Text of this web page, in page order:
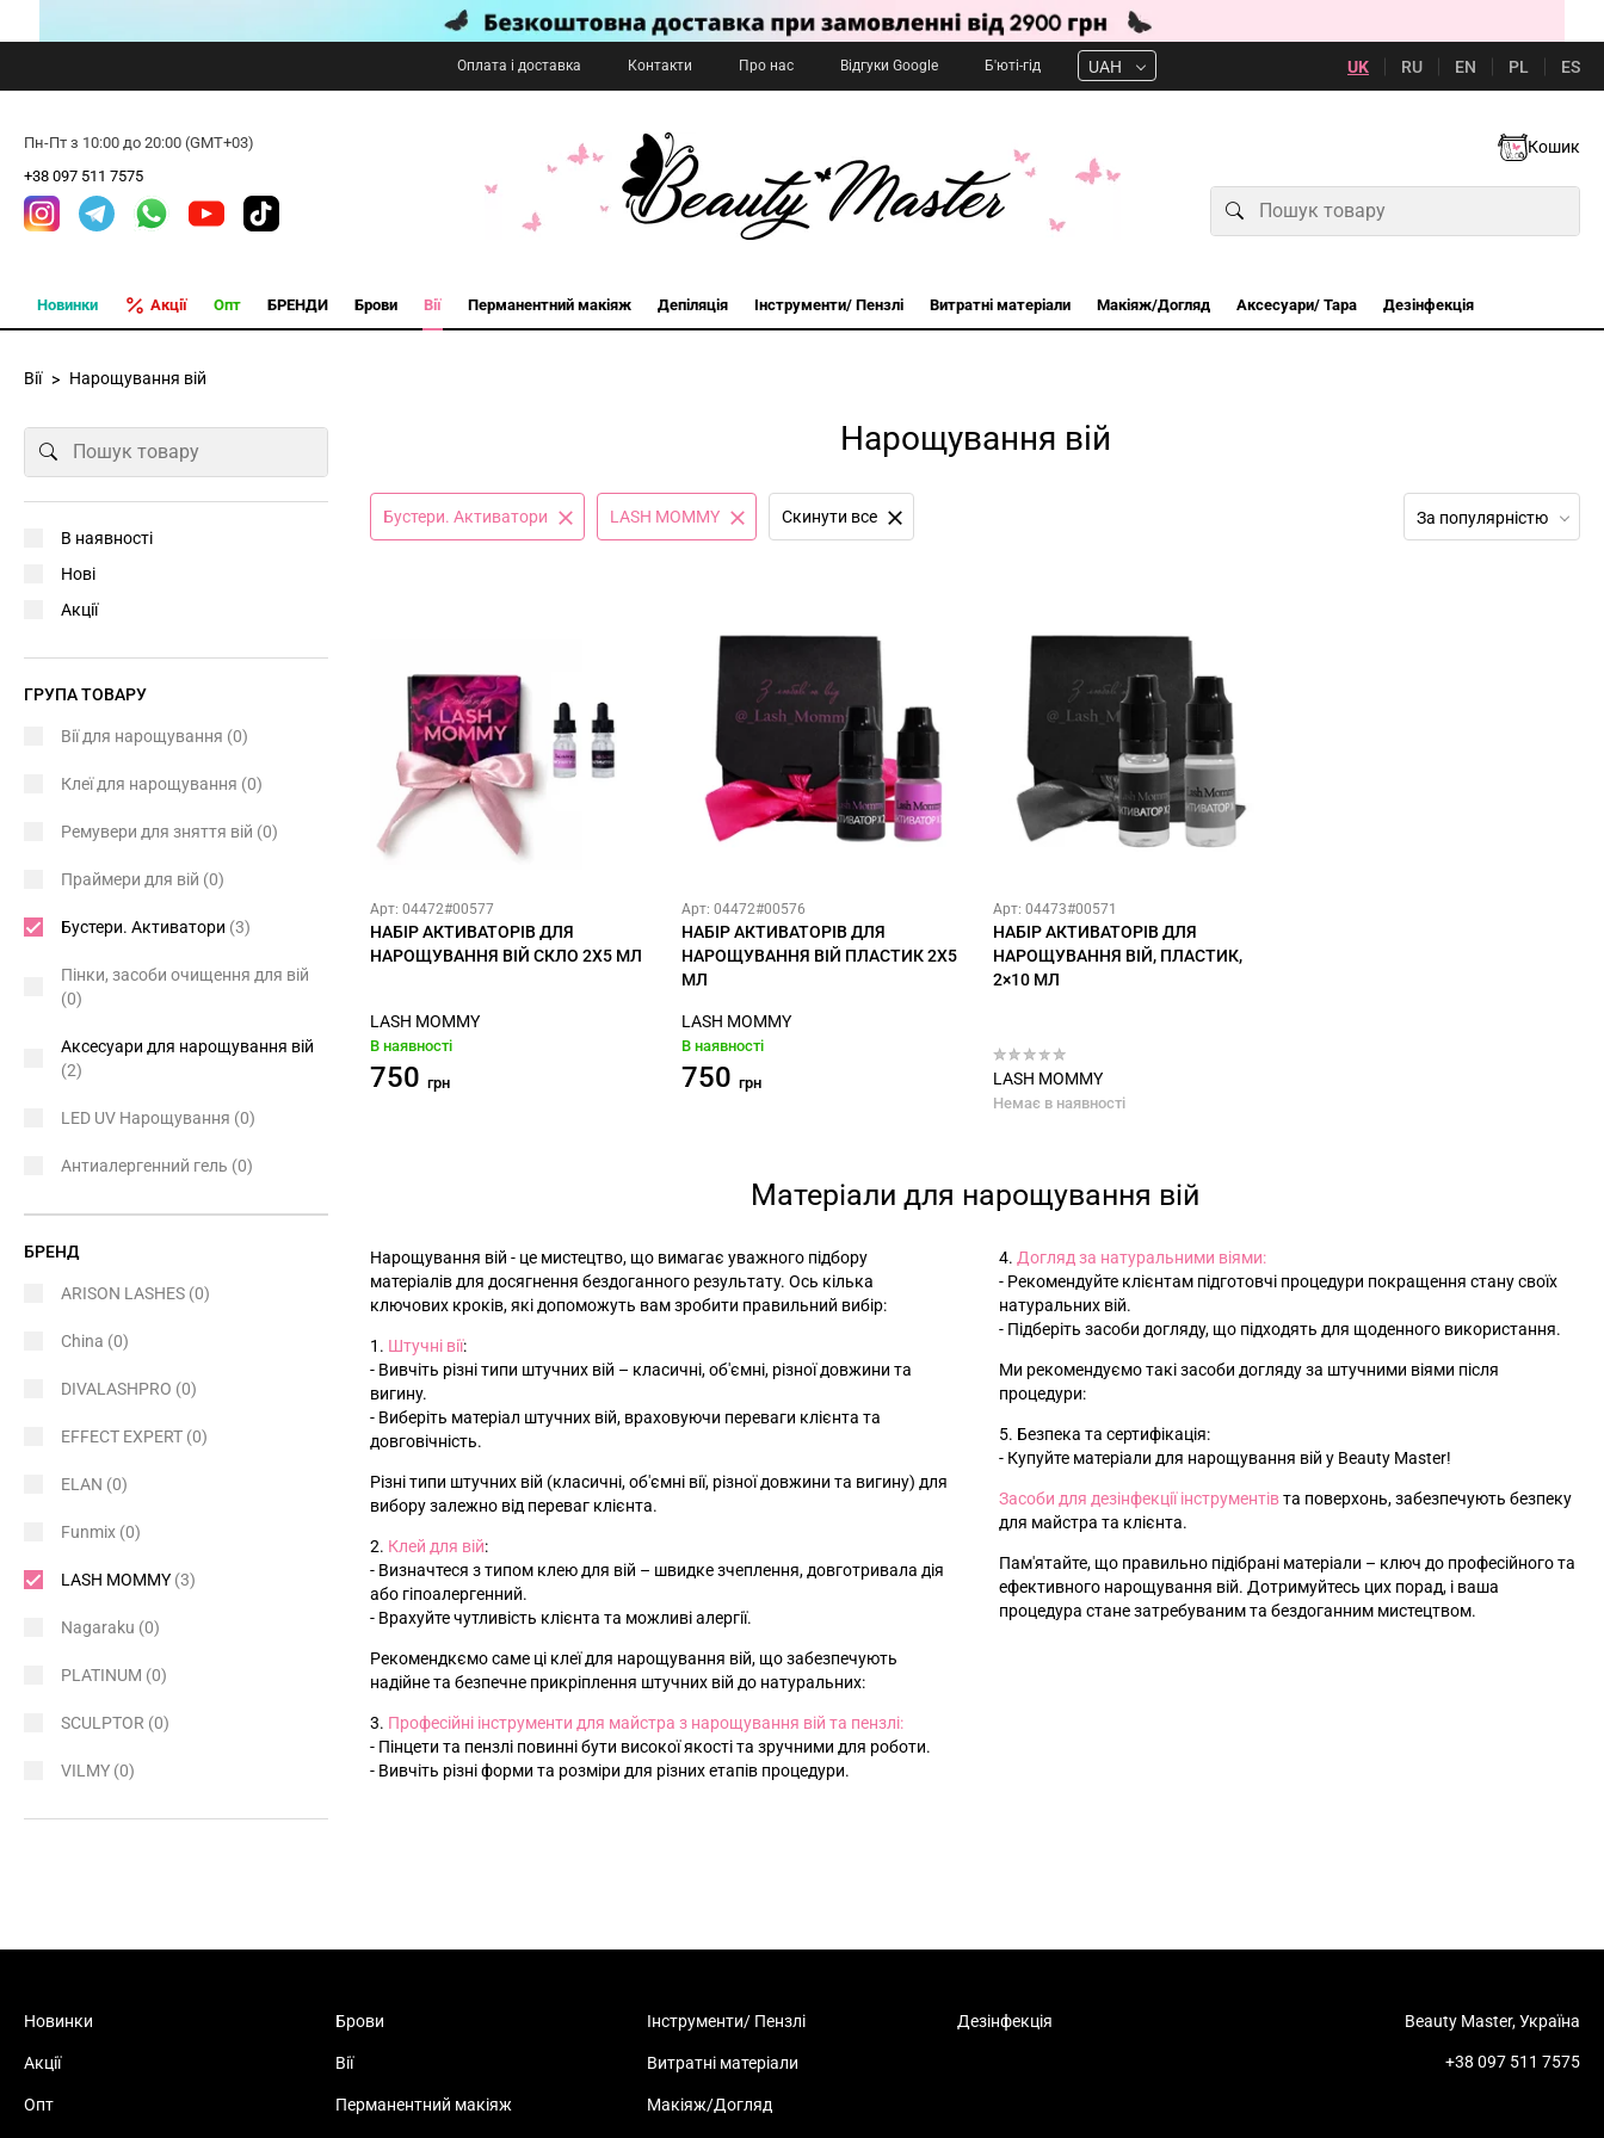
Оплата і доставка Контакти Про нас Відгуки Google Б'юті-гід UAH UK RU EN PL ES
Пн-Пт з 10:00 до 20:00 (GMT+03)
+38 097 511 7575
Кошик
Новинки Акції Опт БРЕНДИ Брови Вії Перманентний макіяж Депіляція Інструменти/ Пензлі Витратні матеріали Макіяж/Догляд Аксесуари/ Тара Дезінфекція
Вії Нарощування вій
Нарощування вій
За популярністю
Бустери. Активатори LASH MOMMY Cкинути все
Арт: 04472#00577
НАБІР АКТИВАТОРІВ ДЛЯ
НАРОЩУВАННЯ ВІЙ СКЛО 2X5 МЛ
LASH MOMMY
В наявності
750 грн
Арт: 04472#00576
НАБІР АКТИВАТОРІВ ДЛЯ
НАРОЩУВАННЯ ВІЙ ПЛАСТИК 2X5
МЛ
LASH MOMMY
В наявності
750 грн
Арт: 04473#00571
НАБІР АКТИВАТОРІВ ДЛЯ
НАРОЩУВАННЯ ВІЙ, ПЛАСТИК,
2×10 МЛ
LASH MOMMY
Немає в наявності
Матеріали для нарощування вій
Нарощування вій - це мистецтво, що вимагає уважного підбору
матеріалів для досягнення бездоганного результату. Ось кілька
ключових кроків, які допоможуть вам зробити правильний вибір:
1. Штучні вії:
- Вивчіть різні типи штучних вій – класичні, об'ємні, різної довжини та
вигину.
- Виберіть матеріал штучних вій, враховуючи переваги клієнта та
довговічність.
Різні типи штучних вій (класичні, об'ємні вії, різної довжини та вигину) для
вибору залежно від переваг клієнта.
2. Клей для вій:
- Визначтеся з типом клею для вій – швидке зчеплення, довготривала дія
або гіпоалергенний.
- Врахуйте чутливість клієнта та можливі алергії.
Рекомендкємо саме ці клеї для нарощування вій, що забезпечують
надійне та безпечне прикріплення штучних вій до натуральних:
3. Професійні інструменти для майстра з нарощування вій та пензлі:
- Пінцети та пензлі повинні бути високої якості та зручними для роботи.
- Вивчіть різні форми та розміри для різних етапів процедури.
4. Догляд за натуральними віями:
- Рекомендуйте клієнтам підготовчі процедури покращення стану своїх
натуральних вій.
- Підберіть засоби догляду, що підходять для щоденного використання.
Ми рекомендуємо такі засоби догляду за штучними віями після
процедури:
5. Безпека та сертифікація:
- Купуйте матеріали для нарощування вій у Beauty Master!
Засоби для дезінфекції інструментівта поверхонь, забезпечують безпеку
для майстра та клієнта.
Пам'ятайте, що правильно підібрані матеріали – ключ до професійного та
ефективного нарощування вій. Дотримуйтесь цих порад, і ваша
процедура стане затребуваним та бездоганним мистецтвом.
В наявності
Нові
Акції
ГРУПА ТОВАРУ
Вії для нарощування (0)
Клеї для нарощування (0)
Ремувери для зняття вій (0)
Праймери для вій (0)
Бустери. Активатори (3)
Пінки, засоби очищення для вій
(0)
Аксесуари для нарощування вій
(2)
LED UV Нарощування (0)
Антиалергенний гель (0)
БРЕНД
ARISON LASHES (0)
China (0)
DIVALASHPRO (0)
EFFECT EXPERT (0)
ELAN (0)
Funmix (0)
LASH MOMMY (3)
Nagaraku (0)
PLATINUM (0)
SCULPTOR (0)
VILMY (0)
Новинки
Акції
Опт
Брови
Вії
Перманентний макіяж
Інструменти/ Пензлі
Витратні матеріали
Макіяж/Догляд
Дезінфекція Beauty Master, Україна
+38 097 511 7575